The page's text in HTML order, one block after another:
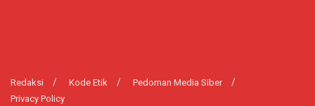
Redaksi Kode Etik
Pedoman Media Siber
Privacy Policy